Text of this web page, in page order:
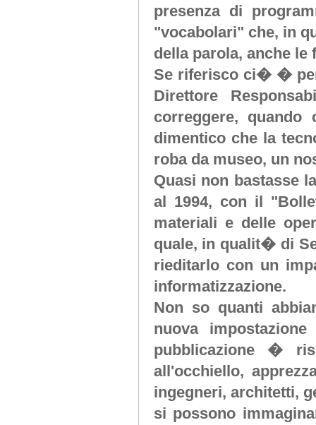
presenza di
"vocabolari" che, in
della parola, anche
Se riferisco ci� �
Direttore
correggere,
dimentico che la
roba da museo, un
Quasi non bastasse
al 1994, con il
materiali e delle
quale, in qualit� di
rieditarlo con un
informatizzazione.
Non so quanti
nuova
pubblicazione �
all'occhiello,
ingegneri, architetti,
si possono